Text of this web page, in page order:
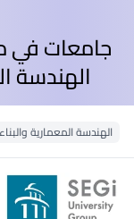
جامعات في
الهندسة
الهندسة المعمارية